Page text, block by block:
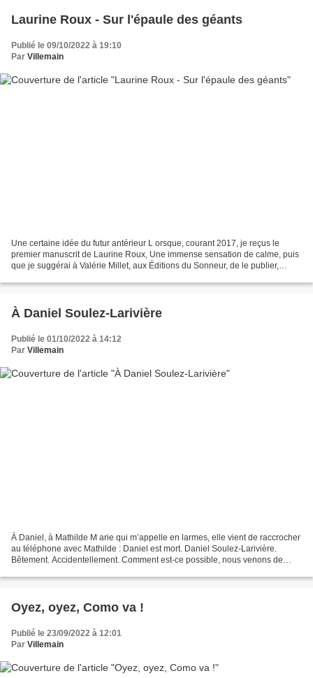
Laurine Roux - Sur l'épaule des géants
Publié le 09/10/2022 à 19:10
Par Villemain
Une certaine idée du futur antérieur L orsque, courant 2017, je reçus le
premier manuscrit de Laurine Roux, Une immense sensation de calme, puis
que je suggérai à Valérie Millet, aux Éditions du Sonneur, de le publier,
À Daniel Soulez-Larivière
Publié le 01/10/2022 à 14:12
Par Villemain
À Daniel, à Mathilde M arie qui m’appelle en larmes, elle vient de raccrocher
au téléphone avec Mathilde : Daniel est mort. Daniel Soulez-Larivière.
Bêtement. Accidentellement. Comment est-ce possible, nous venons de
Oyez, oyez, Como va !
Publié le 23/09/2022 à 12:01
Par Villemain